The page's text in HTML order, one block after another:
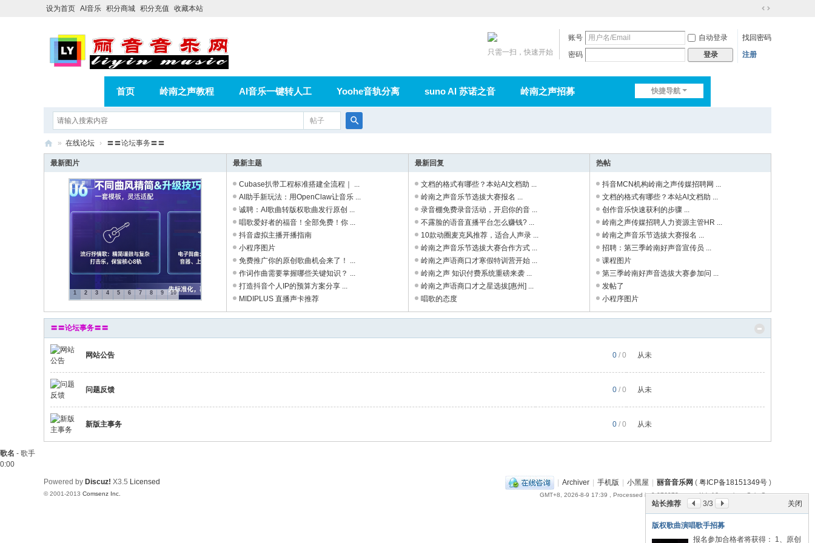
设为首页 AI音乐 积分商城 积分充值 收藏本站
到
账号 自动登录
找回密码
密码
登录 注册
只需一扫，快速开始
快捷导航
首页 岭南之声教程 AI音乐一键转人工 Yoohe音轨分离 suno AI 苏诺之音 岭南之声招募
在线论坛
相册 分享 记录
帖子
索
丽
» 在线论坛 › 〓〓论坛事务〓〓
最新图片
1 2 3 4 5 6 7 8 9 10
最新主题
Cubase扒带工程标准搭建全流程｜ ...
AI助手新玩法：用OpenClaw让音乐 ...
诚聘：AI歌曲转版权歌曲发行原创 ...
唱歌爱好者的福音！全部免费！你 ...
抖音虚拟主播开播指南
小程序图片
免费推广你的原创歌曲机会来了！ ...
作词作曲需要掌握哪些关键知识？ ...
打造抖音个人IP的预算方案分享 ...
MIDIPLUS 直播声卡推荐
最新回复
文档的格式有哪些？本站AI文档助 ...
岭南之声音乐节选拔大赛报名 ...
录音棚免费录音活动，开启你的音 ...
不露脸的语音直播平台怎么赚钱? ...
10款动圈麦克风推荐，适合人声录 ...
岭南之声音乐节选拔大赛合作方式 ...
岭南之声语商口才寒假特训营开始 ...
岭南之声 知识付费系统重磅来袭 ...
岭南之声语商口才之星选拔[惠州] ...
唱歌的态度
热帖
抖音MCN机构岭南之声传媒招聘网 ...
文档的格式有哪些？本站AI文档助 ...
创作音乐快速获利的步骤 ...
岭南之声传媒招聘人力资源主管HR ...
岭南之声音乐节选拔大赛报名 ...
招聘：第三季岭南好声音宣传员 ...
课程图片
第三季岭南好声音选拔大赛参加问 ...
发帖了
小程序图片
〓〓论坛事务〓〓
网站公告 0 / 0 从未
问题反馈 0 / 0 从未
新版主事务 0 / 0 从未
关闭
站长推荐 3/3
版权歌曲演唱歌手招募
报名参加合格者将获得： 1、原创
歌名 - 歌手
0:00
| Archiver | 手机版 | 小黑屋 | 丽音音乐网 ( 粤ICP备18151349号 )
GMT+8, 2026-8-9 17:39 , Processed in 0.076973 second(s), 16 queries , Gzip On.
Powered by Discuz! X3.5 Licensed
© 2001-2013 Comsenz Inc.